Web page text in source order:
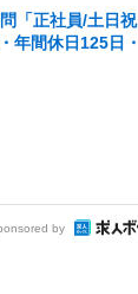
「正社員/土日祝
年間休日125日・
by